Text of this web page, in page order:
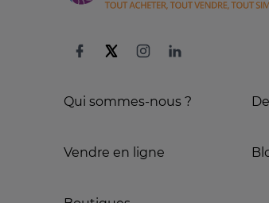
Qui sommes-nous ?
Vendre en ligne